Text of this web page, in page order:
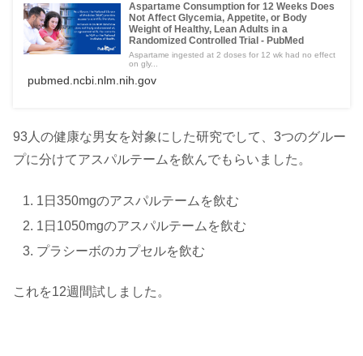
Aspartame Consumption for 12 Weeks Does
Not Affect Glycemia, Appetite, or Body
Weight of Healthy, Lean Adults in a
Randomized Controlled Trial - PubMed
Aspartame ingested at 2 doses for 12 wk had no effect
on gly...
pubmed.ncbi.nlm.nih.gov
93人の健康な男女を対象にした研究でして、3つのグルー
プに分けてアスパルテームを飲んでもらいました。
1日350mgのアスパルテームを飲む
1日1050mgのアスパルテームを飲む
プラシーボのカプセルを飲む
これを12週間試しました。